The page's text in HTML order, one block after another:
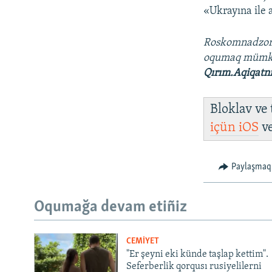
«Ukrayına ile
oqumaq
Bloklav ve
içüniOS
Paylaşmaq
Oqumağa devam etiñiz
CEMİYET
"Er şeyni eki künde taşlap kettim".
Seferberlik qorqusı rusiyelilerni